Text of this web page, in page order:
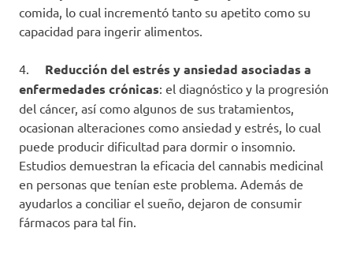
comida, lo cual incrementó tanto su apetito como su
capacidad para ingerir alimentos.
4. Reducción del estrés y ansiedad asociadas a
enfermedades crónicas: el diagnóstico y la progresión
del cáncer, así como algunos de sus tratamientos,
ocasionan alteraciones como ansiedad y estrés, lo cual
puede producir dificultad para dormir o insomnio.
Estudios demuestran la eficacia del cannabis medicinal
en personas que tenían este problema. Además de
ayudarlos a conciliar el sueño, dejaron de consumir
fármacos para tal fin.